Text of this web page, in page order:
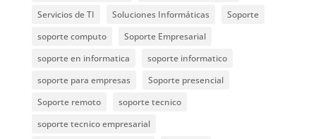
Servicios de TI
Soluciones Informáticas
Soporte
soporte computo
Soporte Empresarial
soporte en informatica
soporte informatico
soporte para empresas
Soporte presencial
Soporte remoto
soporte tecnico
soporte tecnico empresarial